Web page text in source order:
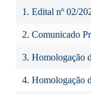
1. Edital nº 02/
2. Comunicado
3. Homologação
4. Homologação